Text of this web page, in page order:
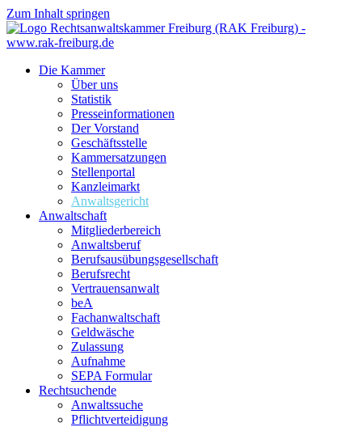
Zum Inhalt springen
Die Kammer
Über uns
Statistik
Presseinformationen
Der Vorstand
Geschäftsstelle
Kammersatzungen
Stellenportal
Kanzleimarkt
Anwaltsgericht
Anwaltschaft
Mitgliederbereich
Anwaltsberuf
Berufsausübungs­gesellschaft
Berufsrecht
Vertrauensanwalt
beA
Fachanwaltschaft
Geldwäsche
Zulassung
Aufnahme
SEPA Formular
Rechtsuchende
Anwaltssuche
Pflichtverteidigung